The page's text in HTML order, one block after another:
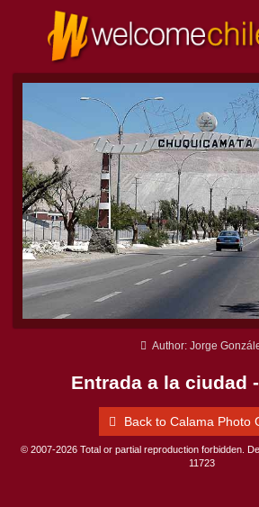
Author: Jorge
Entrada a la ciudad
Back to Calama Photo
© 2007-2026 Total or partial reproduction forbidden.
11723